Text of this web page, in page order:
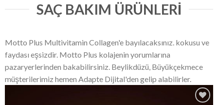
SAÇ BAKIM ÜRÜNLERI
Motto Plus Multivitamin Collagen'e bayılacaksınız. kokusu ve
faydası eşsizdir. Motto Plus kolajenin yorumlarına
pazaryerlerinden bakabilirsiniz. Beylikdüzü, Büyükçekmece
müşterilerimiz hemen Adapte Dijital'den gelip alabilirler.